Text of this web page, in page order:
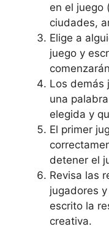
en el juego
ciudades,
Elige a
juego y
Los demás
una
elegida y
El primer
detener el
Revisa las
jugadores
escrito la
creativa.